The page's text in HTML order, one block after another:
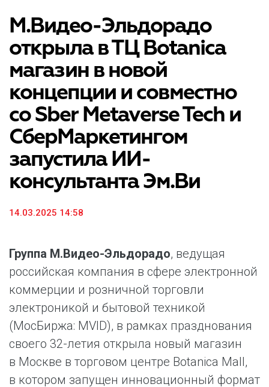
М.Видео-Эльдорадо
открыла в ТЦ Botanica
магазин в новой
концепции и совместно
со Sber Metaverse Tech и
СберМаркетингом
запустила ИИ-
консультанта Эм.Ви
14.03.2025 14:58
Группа М.Видео-Эльдорадо, ведущая
российская компания в сфере электронной
коммерции и розничной торговли
электроникой и бытовой техникой
(МосБиржа: MVID), в рамках празднования
своего 32-летия открыла новый магазин
в Москве в торговом центре Botanica Mall,
в котором запущен инновационный формат